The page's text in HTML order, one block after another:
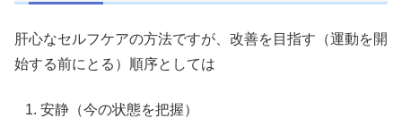
肝心なセルフケアの方法ですが、改善を目指す（運動を開
始する前にとる）順序としては
安静（今の状態を把握）